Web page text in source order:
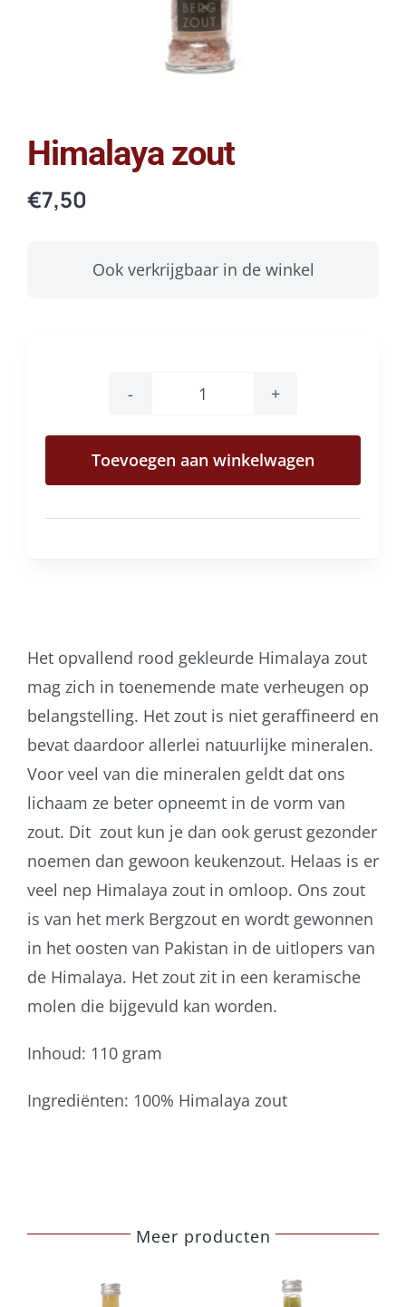
Himalaya zout
€7,50
Ook verkrijgbaar in de winkel
Himalaya
zout
aantal
Toevoegen aan winkelwagen
Het opvallend rood gekleurde Himalaya zout
mag zich in toenemende mate verheugen op
belangstelling. Het zout is niet geraffineerd en
bevat daardoor allerlei natuurlijke mineralen.
Voor veel van die mineralen geldt dat ons
lichaam ze beter opneemt in de vorm van
zout. Dit zout kun je dan ook gerust gezonder
noemen dan gewoon keukenzout. Helaas is er
veel nep Himalaya zout in omloop. Ons zout
is van het merk Bergzout en wordt gewonnen
in het oosten van Pakistan in de uitlopers van
de Himalaya. Het zout zit in een keramische
molen die bijgevuld kan worden.
Inhoud: 110 gram
Ingrediënten: 100% Himalaya zout
Meer producten
Belberry
Belberry